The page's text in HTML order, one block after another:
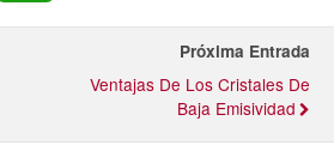
Próxima Entrada
Ventajas De Los Cristales De
Baja Emisividad